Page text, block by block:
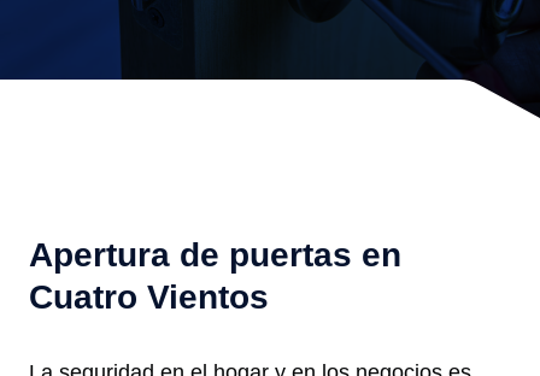
Apertura de puertas en
Cuatro Vientos